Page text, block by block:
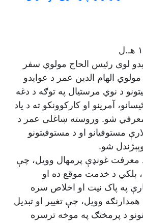
لوی رئیس الحاج مولوي سفر
الهام الدین عمر د عوایدو
د نوي مرستیال په توګه د دغه
آمرینو او کارکوونکو ته د ياد
شو. وروسته ښاغلی عمر د
مستوفيانو او د مستوفیتونو
شو.
معرفت غونډې پرمهال وویل، چې
بلکي د خدمت موقع ده او
په پاک نیت او اخلاص سره
وویل، چې تغییر او تبدیل
د پرمختګ په موخه ترسره